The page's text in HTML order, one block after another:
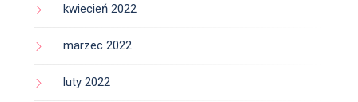
kwiecień 2022
marzec 2022
luty 2022